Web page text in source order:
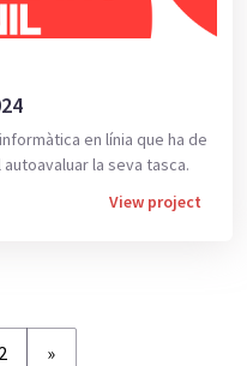
en línia que ha de
la seva tasca.
View project
2 »